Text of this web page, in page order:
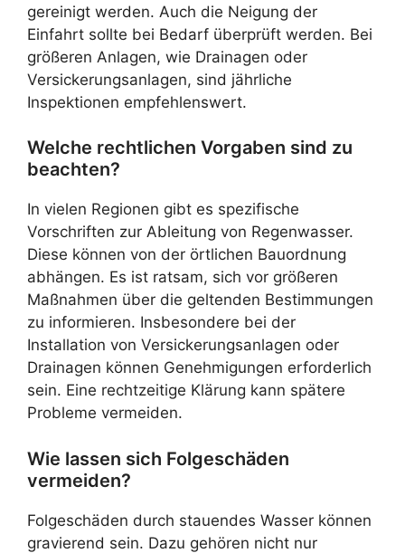
gereinigt werden. Auch die Neigung der
Einfahrt sollte bei Bedarf überprüft werden. Bei
größeren Anlagen, wie Drainagen oder
Versickerungsanlagen, sind jährliche
Inspektionen empfehlenswert.
Welche rechtlichen Vorgaben sind zu
beachten?
In vielen Regionen gibt es spezifische
Vorschriften zur Ableitung von Regenwasser.
Diese können von der örtlichen Bauordnung
abhängen. Es ist ratsam, sich vor größeren
Maßnahmen über die geltenden Bestimmungen
zu informieren. Insbesondere bei der
Installation von Versickerungsanlagen oder
Drainagen können Genehmigungen erforderlich
sein. Eine rechtzeitige Klärung kann spätere
Probleme vermeiden.
Wie lassen sich Folgeschäden
vermeiden?
Folgeschäden durch stauendes Wasser können
gravierend sein. Dazu gehören nicht nur